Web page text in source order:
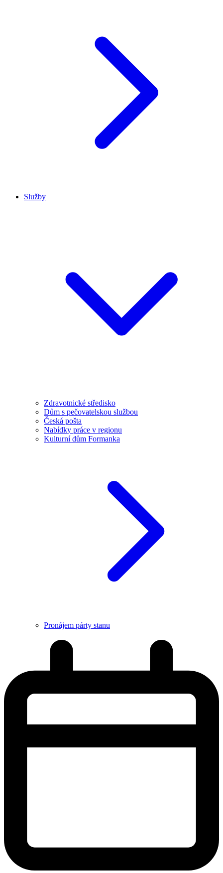
Služby
Zdravotnické středisko
Dům s pečovatelskou službou
Česká pošta
Nabídky práce v regionu
Kulturní dům Formanka
Pronájem párty stanu